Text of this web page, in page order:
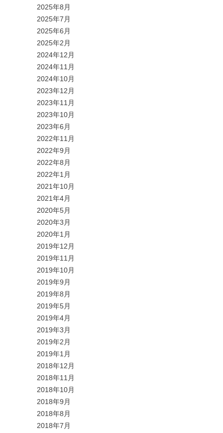
2025年8月
2025年7月
2025年6月
2025年2月
2024年12月
2024年11月
2024年10月
2023年12月
2023年11月
2023年10月
2023年6月
2022年11月
2022年9月
2022年8月
2022年1月
2021年10月
2021年4月
2020年5月
2020年3月
2020年1月
2019年12月
2019年11月
2019年10月
2019年9月
2019年8月
2019年5月
2019年4月
2019年3月
2019年2月
2019年1月
2018年12月
2018年11月
2018年10月
2018年9月
2018年8月
2018年7月